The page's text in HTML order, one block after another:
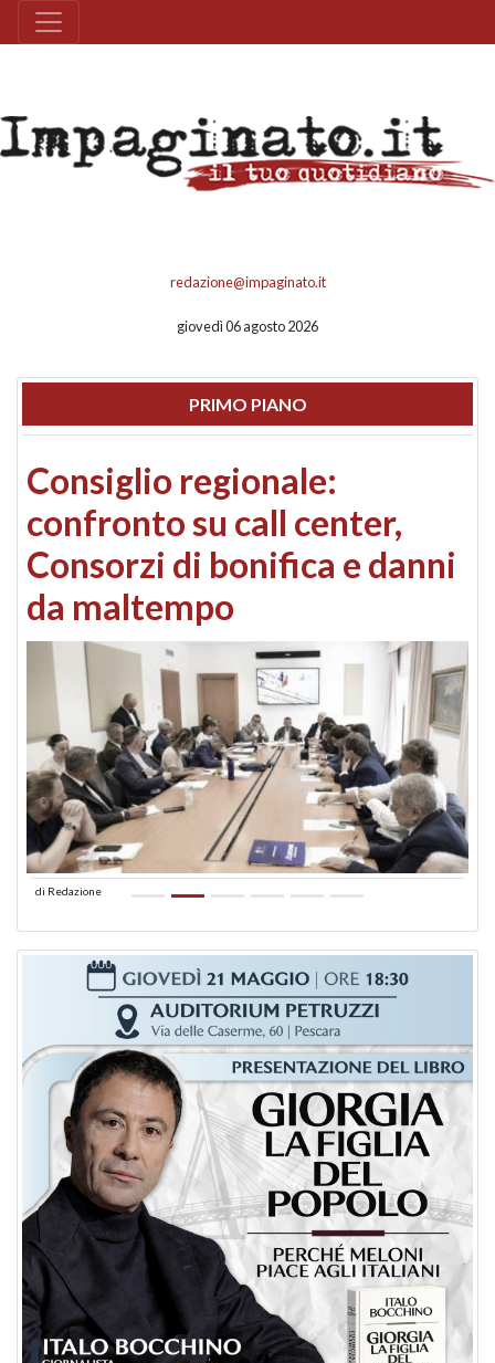
redazione@impaginato.it
giovedì 06 agosto 2026
PRIMO PIANO
Consiglio regionale:
confronto su call center,
Consorzi di bonifica e danni
da maltempo
di Redazione